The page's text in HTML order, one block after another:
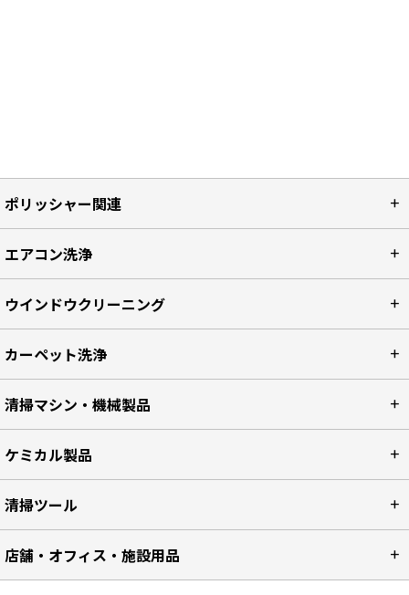
ポリッシャー関連
エアコン洗浄
ウインドウクリーニング
カーペット洗浄
清掃マシン・機械製品
ケミカル製品
清掃ツール
店舗・オフィス・施設用品